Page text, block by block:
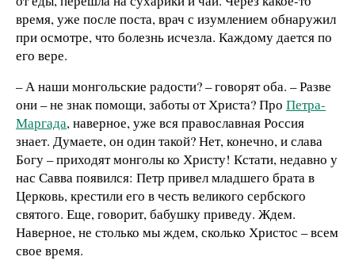
время, уже после поста, врач с изумлением обнаружил
при осмотре, что болезнь исчезла. Каждому дается по
его вере.
– А наши монгольские радости? – говорят оба. – Разве
они – не знак помощи, заботы от Христа? Про Петра-
Маргада, наверное, уже вся православная Россия
знает. Думаете, он один такой? Нет, конечно, и слава
Богу – приходят монголы ко Христу! Кстати, недавно у
нас Савва появился: Петр привел младшего брата в
Церковь, крестили его в честь великого сербского
святого. Еще, говорит, бабушку приведу. Ждем.
Наверное, не столько мы ждем, сколько Христос – всем
свое время.